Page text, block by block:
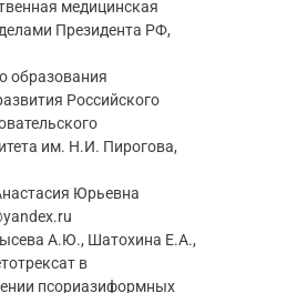
медицинская
Президента РФ,
образования
Российского
им. Н.И. Пирогова,
Юрьевна
А.Ю., Шатохина Е.А.,
в
псориазиформных